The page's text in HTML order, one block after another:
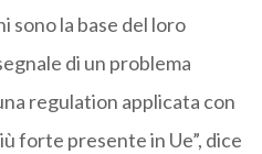
sono la base del loro
di un problema
regulation applicata con
forte presente in Ue”, dice